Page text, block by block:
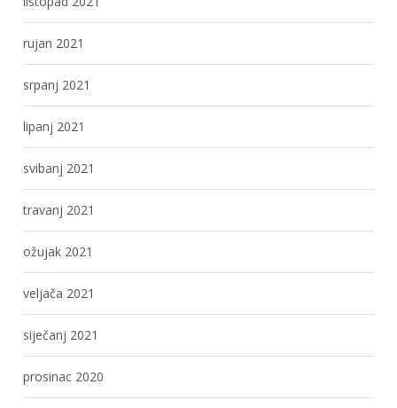
rujan 2021
srpanj 2021
lipanj 2021
svibanj 2021
travanj 2021
ožujak 2021
veljača 2021
siječanj 2021
prosinac 2020